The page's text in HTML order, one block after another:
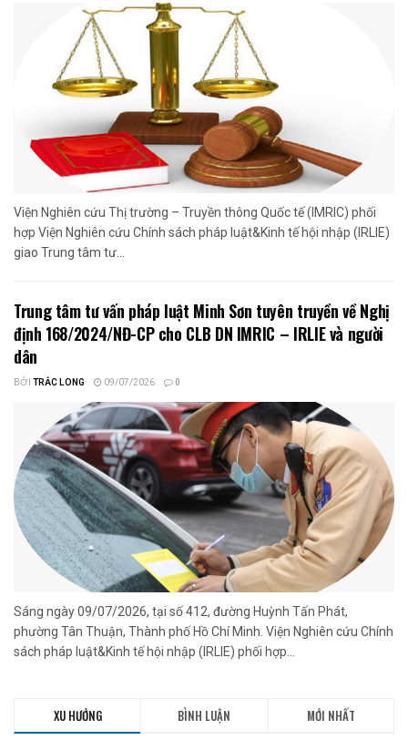
Viện Nghiên cứu Thị trường – Truyền thông Quốc tế (IMRIC) phối
hợp Viện Nghiên cứu Chính sách pháp luật&Kinh tế hội nhập (IRLIE)
giao Trung tâm tư...
Trung tâm tư vấn pháp luật Minh Sơn tuyên truyền về Nghị
định 168/2024/NĐ-CP cho CLB DN IMRIC – IRLIE và người
dân
BỞI TRẮC LONG 09/07/2026 0
Sáng ngày 09/07/2026, tại số 412, đường Huỳnh Tấn Phát,
phường Tân Thuận, Thành phố Hồ Chí Minh. Viện Nghiên cứu Chính
sách pháp luật&Kinh tế hội nhập (IRLIE) phối hợp...
XU HƯỚNG BÌNH LUẬN MỚI NHẤT